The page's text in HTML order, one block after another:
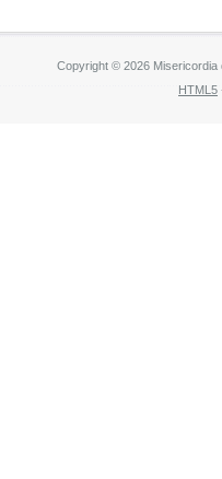
Copyright © 2026
HTML5